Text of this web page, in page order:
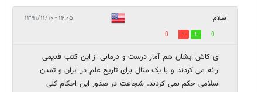
سلام ۱۴:۰۵ - ۱۳۹۱/۱۱/۱۰
0
0
ای کاش ایشان هم آمار درست و درمانی از این کتب قدیمی
ارائه می کردند و با یک مثال برای تاریخ علم در ایران و تمدن
اسلامی حکم نمی کردند. شجاعت در صدور این احکام کلی